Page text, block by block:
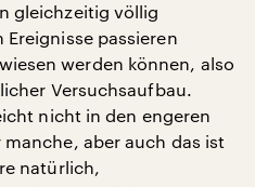
gleichzeitig völlig
passieren
werden können, also
Versuchsaufbau.
nicht in den engeren
aber auch das ist
natürlich,